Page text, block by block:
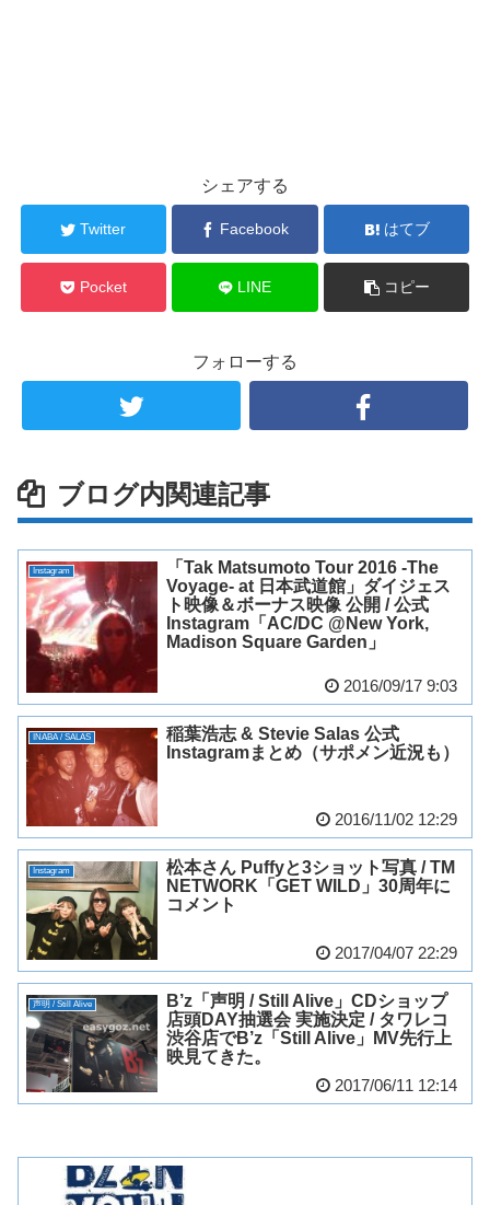
シェアする
Twitter Facebook はてブ
Pocket LINE コピー
フォローする
ブログ内関連記事
Instagram
「Tak Matsumoto Tour 2016 -The
Voyage- at 日本武道館」ダイジェス
ト映像＆ボーナス映像 公開 / 公式
Instagram「AC/DC @New York,
Madison Square Garden」
2016/09/17 9:03
INABA / SALAS
稲葉浩志 & Stevie Salas 公式
Instagramまとめ（サポメン近況も）
2016/11/02 12:29
Instagram
松本さん Puffyと3ショット写真 / TM
NETWORK「GET WILD」30周年に
コメント
2017/04/07 22:29
声明 / Still Alive
B’z「声明 / Still Alive」CDショップ
店頭DAY抽選会 実施決定 / タワレコ
渋谷店でB’z「Still Alive」MV先行上
映見てきた。
2017/06/11 12:14